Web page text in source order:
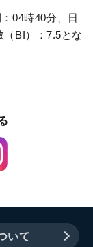
04時40分、日
（BI）：7.5とな
いて